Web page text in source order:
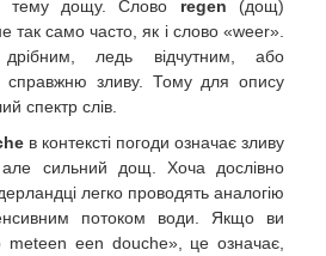
тему дощу. Слово regen (дощ)
так само часто, як і слово «weer».
ледь відчутним, або
справжню зливу. Тому для опису
спектр слів.
в контексті погоди означає зливу
але сильний дощ. Хоча дослівно
легко проводять аналогію
потоком води. Якщо ви
meteen een douche», це означає,